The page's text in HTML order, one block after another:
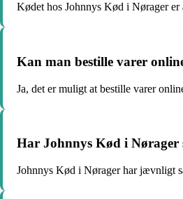
Kødet hos Johnnys Kød i Nørager er
Kan man bestille varer
Ja, det er muligt at bestille varer
Har Johnnys Kød i
Johnnys Kød i Nørager har jævnligt